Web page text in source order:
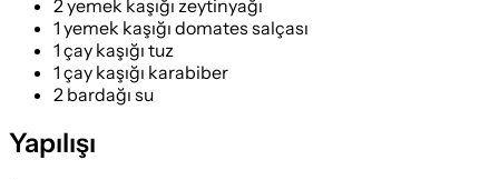
2 yemek kaşığı zeytinyağı
1 yemek kaşığı domates salçası
1 çay kaşığı tuz
1 çay kaşığı karabiber
2 bardağı su
Yapılışı